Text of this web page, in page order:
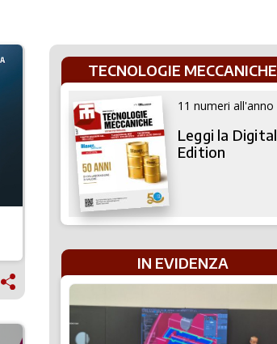
TECNOLOGIE MECCANICHE
11 numeri all'anno
Leggi la Digital
Edition
IN EVIDENZA